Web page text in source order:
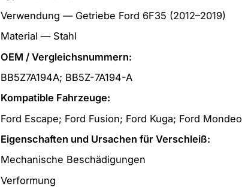
Verwendung — Getriebe Ford 6F35 (2012–2019)
Material — Stahl
OEM / Vergleichsnummern:
BB5Z7A194A; BB5Z-7A194-A
Kompatible Fahrzeuge:
Ford Escape; Ford Fusion; Ford Kuga; Ford Mondeo
Eigenschaften und Ursachen für Verschleiß:
Mechanische Beschädigungen
Verformung